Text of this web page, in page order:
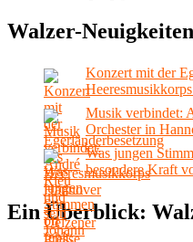
Walzer-
Konzert mit der
Musik verbindet:
Orchester in
Was jungen
besondere Kraft
Ein Überblick: